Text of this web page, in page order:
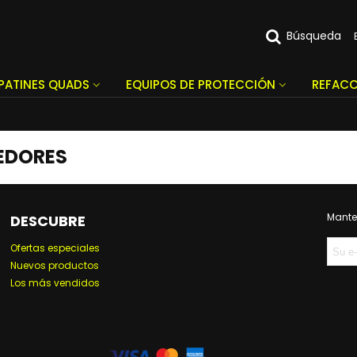
Búsqueda
QUADS EQUIPOS DE PROTECCIÓN
DESCUBRE
Ofertas especiales
Nuevos productos
Los más vendidos